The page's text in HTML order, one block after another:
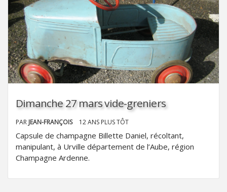
Dimanche 27 mars vide-greniers
PAR JEAN-FRANÇOIS 12 ANS PLUS TÔT
Capsule de champagne Billette Daniel, récoltant,
manipulant, à Urville département de l’Aube, région
Champagne Ardenne.